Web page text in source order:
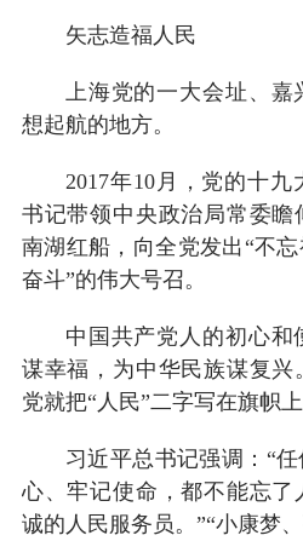
矢志造福人民
上海党的一大会址、
想起航的地方。
2017年10月，党的十
书记带领中央政治局常委
南湖红船，向全党发出“不
奋斗”的伟大号召。
中国共产党人的初心和
谋幸福，为中华民族谋复兴
党就把“人民”二字写在旗帜
习近平总书记强调：“
心、牢记使命，都不能忘了
诚的人民服务员。”“小康梦